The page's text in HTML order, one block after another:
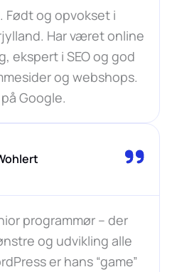
Født og opvokset i
Har været online
ekspert i SEO og god
og webshops.
Google.
programmør – der
og udvikling alle
er hans “game”